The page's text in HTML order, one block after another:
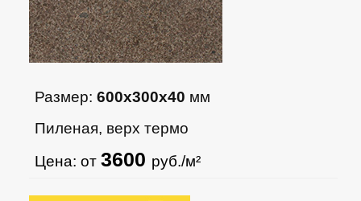
Размер:600х300х40 мм
Пиленая, верх термо
Цена: от3600 руб./м²